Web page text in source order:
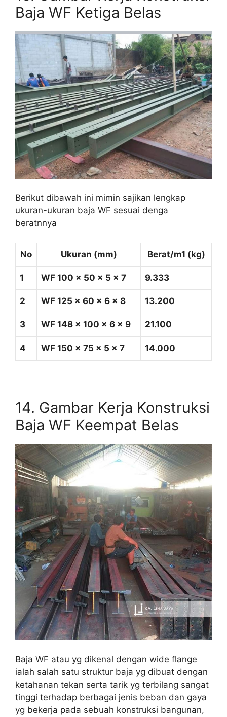
Baja WF Ketiga Belas
Berikut dibawah ini mimin sajikan lengkap
ukuran-ukuran baja WF sesuai denga
beratnnya
No Ukuran (mm) Berat/m1 (kg)
1 WF 100 x 50 x 5 x 7 9.333
2 WF 125 x 60 x 6 x 8 13.200
3 WF 148 x 100 x 6 x 9 21.100
4 WF 150 x 75 x 5 x 7 14.000
14. Gambar Kerja Konstruksi
Baja WF Keempat Belas
Baja WF atau yg dikenal dengan wide flange
ialah salah satu struktur baja yg dibuat dengan
ketahanan tekan serta tarik yg terbilang sangat
tinggi terhadap berbagai jenis beban dan gaya
yg bekerja pada sebuah konstruksi bangunan,